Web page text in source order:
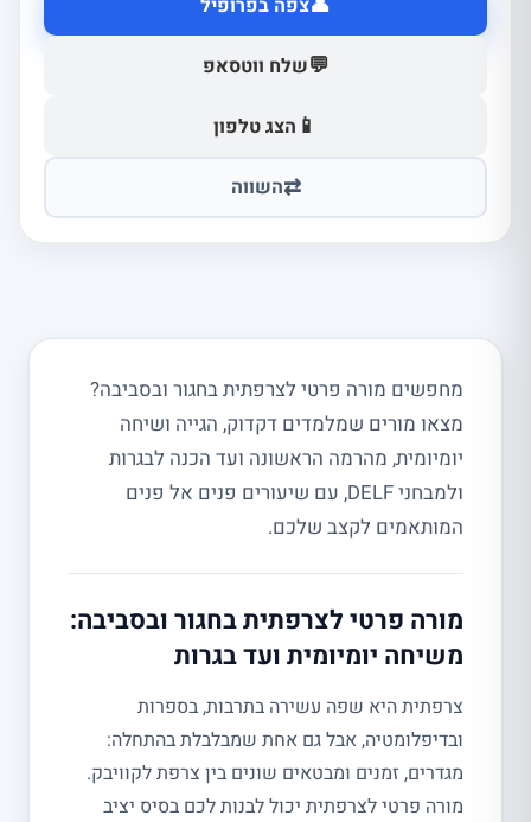
צפה בפרופיל
💬שלח ווטסאפ
📱 הצג טלפון
⇄השווה
מחפשים מורה פרטי לצרפתית בחגור ובסביבה?
מצאו מורים שמלמדים דקדוק, הגייה ושיחה
יומיומית, מהרמה הראשונה ועד הכנה לבגרות
ולמבחני DELF, עם שיעורים פנים אל פנים
המותאמים לקצב שלכם.
מורה פרטי לצרפתית בחגור ובסביבה:
משיחה יומיומית ועד בגרות
צרפתית היא שפה עשירה בתרבות, בספרות
ובדיפלומטיה, אבל גם אחת שמבלבלת בהתחלה:
מגדרים, זמנים ומבטאים שונים בין צרפת לקוויבק.
מורה פרטי לצרפתית יכול לבנות לכם בסיס יציב